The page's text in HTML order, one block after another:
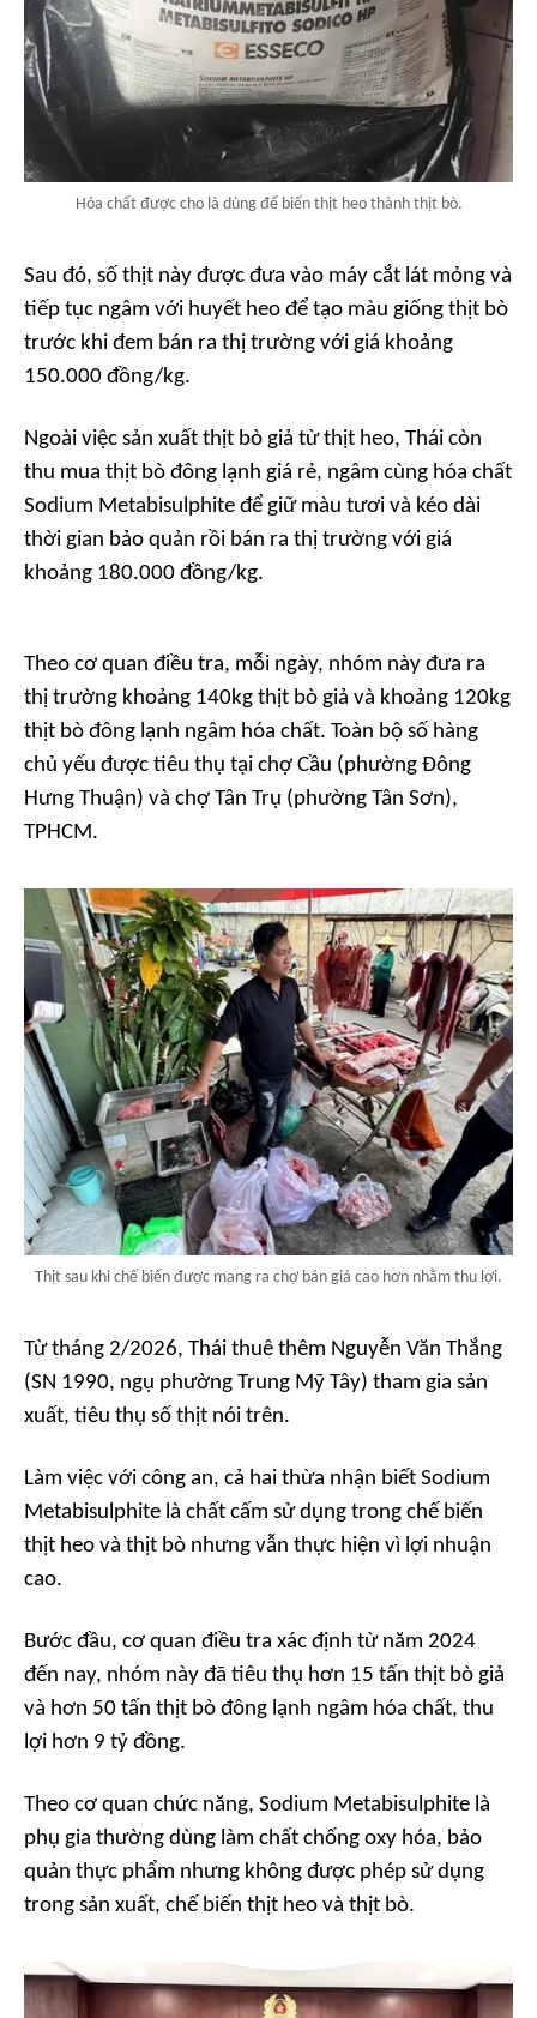
Hóa chất được cho là dùng để biến thịt heo thành thịt bò.
Sau đó, số thịt này được đưa vào máy cắt lát mỏng và
tiếp tục ngâm với huyết heo để tạo màu giống thịt bò
trước khi đem bán ra thị trường với giá khoảng
150.000 đồng/kg.
Ngoài việc sản xuất thịt bò giả từ thịt heo, Thái còn
thu mua thịt bò đông lạnh giá rẻ, ngâm cùng hóa chất
Sodium Metabisulphite để giữ màu tươi và kéo dài
thời gian bảo quản rồi bán ra thị trường với giá
khoảng 180.000 đồng/kg.
Theo cơ quan điều tra, mỗi ngày, nhóm này đưa ra
thị trường khoảng 140kg thịt bò giả và khoảng 120kg
thịt bò đông lạnh ngâm hóa chất. Toàn bộ số hàng
chủ yếu được tiêu thụ tại chợ Cầu (phường Đông
Hưng Thuận) và chợ Tân Trụ (phường Tân Sơn),
TPHCM.
Thịt sau khi chế biến được mang ra chợ bán giá cao hơn nhằm thu lợi.
Từ tháng 2/2026, Thái thuê thêm Nguyễn Văn Thắng
(SN 1990, ngụ phường Trung Mỹ Tây) tham gia sản
xuất, tiêu thụ số thịt nói trên.
Làm việc với công an, cả hai thừa nhận biết Sodium
Metabisulphite là chất cấm sử dụng trong chế biến
thịt heo và thịt bò nhưng vẫn thực hiện vì lợi nhuận
cao.
Bước đầu, cơ quan điều tra xác định từ năm 2024
đến nay, nhóm này đã tiêu thụ hơn 15 tấn thịt bò giả
và hơn 50 tấn thịt bò đông lạnh ngâm hóa chất, thu
lợi hơn 9 tỷ đồng.
Theo cơ quan chức năng, Sodium Metabisulphite là
phụ gia thường dùng làm chất chống oxy hóa, bảo
quản thực phẩm nhưng không được phép sử dụng
trong sản xuất, chế biến thịt heo và thịt bò.